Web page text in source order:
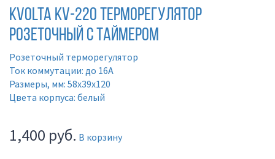
KVOLTA KV-220 Терморегулятор
розеточный с таймером
Розеточный терморегулятор
Ток коммутации: до 16А
Размеры, мм: 58х39х120
Цвета корпуса: белый
1,400 руб. В корзину